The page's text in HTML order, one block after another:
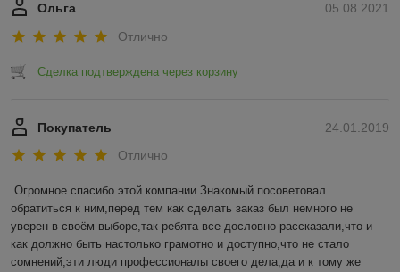
05.08.2021
Ольга
Отлично
Сделка подтверждена через корзину
24.01.2019
Покупатель
Отлично
Огромное спасибо этой компании.Знакомый посоветовал
обратиться к ним,перед тем как сделать заказ был немного не
уверен в своём выборе,так ребята все дословно рассказали,что и
как должно быть настолько грамотно и доступно,что не стало
сомнений,эти люди профессионалы своего дела,да и к тому же